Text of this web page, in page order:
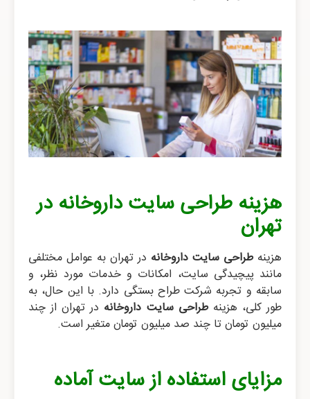
هزینه طراحی سایت داروخانه در
تهران
هزینهطراحی سایت داروخانه در تهران به عوامل مختلفی
مانند پیچیدگی سایت، امکانات و خدمات مورد نظر، و
سابقه و تجربه شرکت طراح بستگی دارد. با این حال، به
طور کلی، هزینهطراحی سایت داروخانه در تهران از چند
میلیون تومان تا چند صد میلیون تومان متغیر است.
مزایای استفاده از سایت آماده